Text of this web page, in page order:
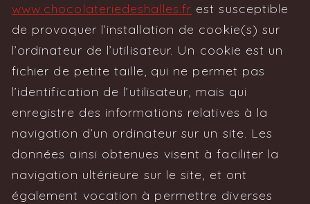
www.chocolateriedeshalles.fr est susceptible
de provoquer l’installation de cookie(s) sur
l’ordinateur de l’utilisateur. Un cookie est un
fichier de petite taille, qui ne permet pas
l’identification de l’utilisateur, mais qui
enregistre des informations relatives à la
navigation d’un ordinateur sur un site. Les
données ainsi obtenues visent à faciliter la
navigation ultérieure sur le site, et ont
également vocation à permettre diverses